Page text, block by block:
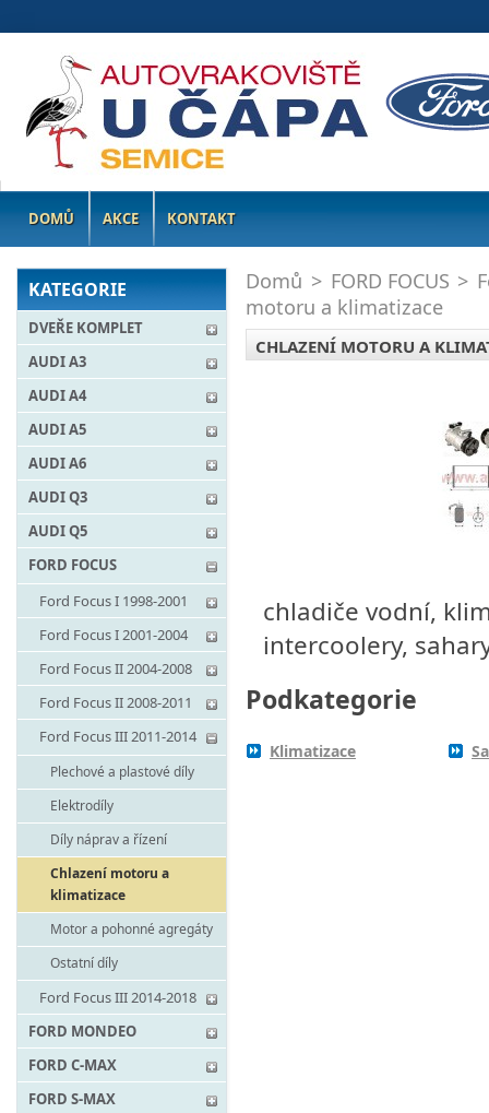
DOMŮ AKCE KONTAKT
KATEGORIE
DVEŘE KOMPLET
AUDI A3
AUDI A4
AUDI A5
AUDI A6
AUDI Q3
AUDI Q5
FORD FOCUS
Ford Focus I 1998-2001
Ford Focus I 2001-2004
Ford Focus II 2004-2008
Ford Focus II 2008-2011
Ford Focus III 2011-2014
Plechové a plastové díly
Elektrodíly
Díly náprav a řízení
Chlazení motoru a
klimatizace
Motor a pohonné agregáty
Ostatní díly
Ford Focus III 2014-2018
FORD MONDEO
FORD C-MAX
FORD S-MAX
Domů > FORD FOCUS >
motoru a klimatizace
CHLAZENÍ MOTORU A
chladiče vodní,
intercoolery,
Podkategorie
Klimatizace